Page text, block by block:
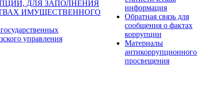
ДЛЯ ЗАПОЛНЕНИЯ
ИМУЩЕСТВЕННОГО
управления
информация
Обратная связь для
сообщения о фактах
коррупции
Материалы
антикоррупционного
просвещения